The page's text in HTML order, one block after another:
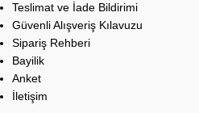
Teslimat ve İade Bildirimi
Güvenli Alışveriş Kılavuzu
Sipariş Rehberi
Bayilik
Anket
İletişim